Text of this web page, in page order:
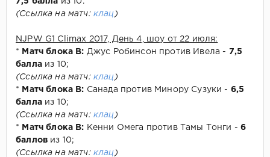
(Ссылка на матч: клац)
NJPW G1 Climax 2017, День 4, шоу от 22 июля:
*
Матч блока В: Джус Робинсон против Ивела - 7,5
баллаиз 10;
(Ссылка на матч: клац)
* Матч блока В: Санада против Минору Сузуки - 6,5
баллаиз 10;
(Ссылка на матч: клац)
* Матч блока В: Кенни Омега против Тамы Тонги -6
баллов из 10;
(Ссылка на матч: клац)